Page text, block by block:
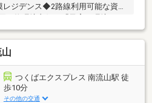
ジデンス◆2路線利用可能な資産
物環境良好～「子育て環境」と
ゲスト・パーティー・キッズルー
適な暮らしをサポートする『コン
』◆自走式・平置き駐車場100%完
～36.11m2のテラス専用庭付～休
楽しみに。ご家族での思い出を
＋納戸付～◆二重天井～音のトラ
つくばエクスプレス 南流山駅 徒
歩10分
その他の交通